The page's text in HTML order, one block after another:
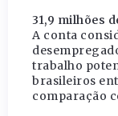
31,9 milhões
A conta
trabalho
brasileiros
comparação